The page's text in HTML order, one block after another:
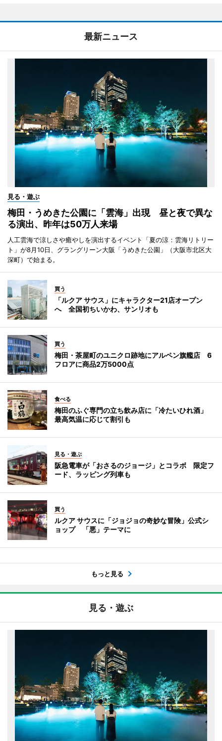
最新ニュース
見る・遊ぶ
梅田・うめきた公園に「雲海」出現 昼と夜で異な
る演出、昨年は50万人来場
人工雲海で涼しさや癒やしを演出するイベント「夏の涼：雲海リトリー
ト」が8月10日、グラングリーン大阪「うめきた公園」（大阪市北区大
深町）で始まる。
買う
「ルクア サウス」にキャラクター21店オープン
へ 全国初ちいかわ、サンリオも
買う
梅田・茶屋町のユニクロ跡地にアルペン旗艦店 6
フロアに商品2万5000点
食べる
梅田のふぐ専門の立ち飲み店に「冷たいひれ酒」
最高気温に応じて割引も
見る・遊ぶ
阪急電車が「おさるのジョージ」とコラボ 限定フ
ード、ラッピング列車も
買う
ルクア サウスに「ジョジョの奇妙な冒険」公式シ
ョップ 「悪」テーマに
もっと見る
見る・遊ぶ